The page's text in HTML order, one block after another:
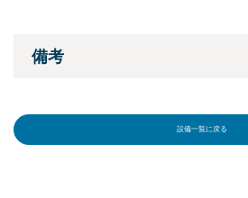
備考
設備一覧に戻る